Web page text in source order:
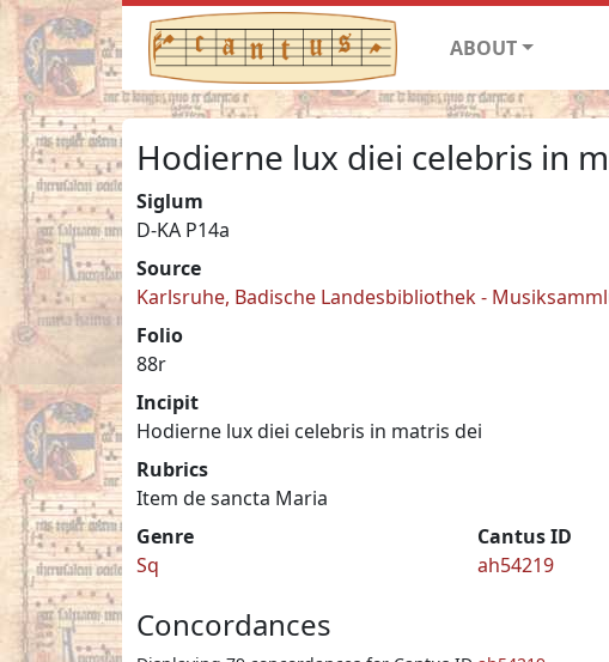
ABOUT
Hodierne lux diei celebris in
Siglum
D-KA P14a
Source
Karlsruhe, Badische Landesbibliothek -
Folio
88r
Incipit
Hodierne lux diei celebris in matris dei
Rubrics
Item de sancta Maria
Genre
Sq
Cantus ID
ah54219
Concordances